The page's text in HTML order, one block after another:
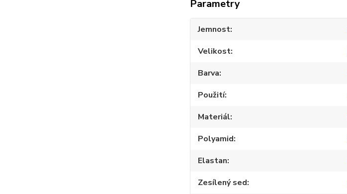
Parametry
Jemnost
Velikost
Barva
Použití
Materiál
Polyamid
Elastan
Zesílený sed